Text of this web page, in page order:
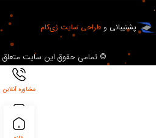
پشتیبانیو طراحی سایتژی‌کام
© تمامی حقوق این سایت متعلق
مشاوره آنلاین
بلاگ